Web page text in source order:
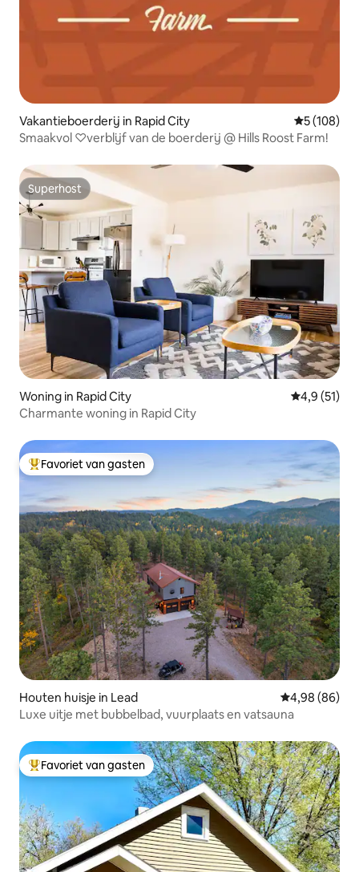
Vakantieboerderij in Rapid City
5 (108)
Smaakvol ♡verblijf van de boerderij @ Hills Roost Farm!
Superhost
Superhost
Woning in Rapid City
4,9 (51)
Charmante woning in Rapid City
Topfavoriet van gasten
Favoriet van gasten
Houten huisje in Lead Gemiddelde
4,98 (86)
Luxe uitje met bubbelbad, vuurplaats en vatsauna
Topfavoriet van gasten
Favoriet van gasten